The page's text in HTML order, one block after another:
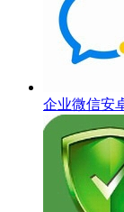
企业微信安